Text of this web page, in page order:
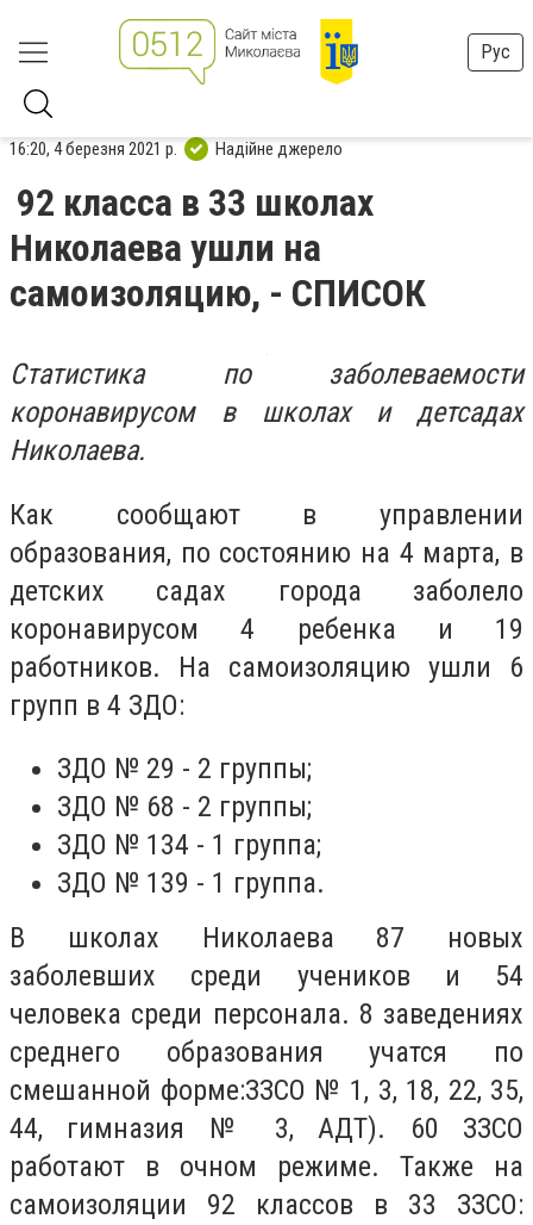
Рус
16:20, 4 березня 2021 р. Надійне джерело
92 класса в 33 школах
Николаева ушли на
самоизоляцию, - СПИСОК
Статистика по заболеваемости
коронавирусом в школах и детсадах
Николаева.
Как сообщают в управлении
образования, по состоянию на 4 марта, в
детских садах города заболело
коронавирусом 4 ребенка и 19
работников. На самоизоляцию ушли 6
групп в 4 ЗДО:
ЗДО № 29 - 2 группы;
ЗДО № 68 - 2 группы;
ЗДО № 134 - 1 группа;
ЗДО № 139 - 1 группа.
В школах Николаева 87 новых
заболевших среди учеников и 54
человека среди персонала. 8 заведениях
среднего образования учатся по
смешанной форме:ЗЗСО № 1, 3, 18, 22, 35,
44, гимназия № 3, АДТ). 60 ЗЗСО
работают в очном режиме. Также на
самоизоляции 92 классов в 33 ЗЗСО: